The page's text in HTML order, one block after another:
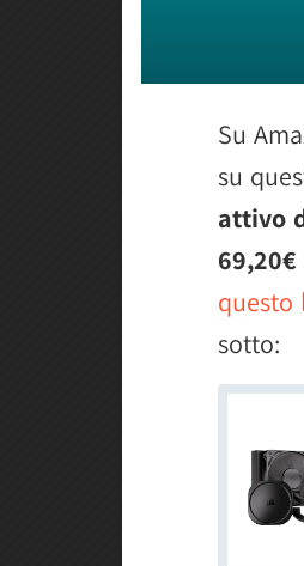
Su
su
attivo
questo
sotto: